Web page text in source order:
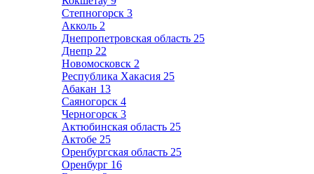
Степногорск 3
Акколь 2
Днепропетровская область 25
Днепр 22
Новомосковск 2
Республика Хакасия 25
Абакан 13
Саяногорск 4
Черногорск 3
Актюбинская область 25
Актобе 25
Оренбургская область 25
Оренбург 16